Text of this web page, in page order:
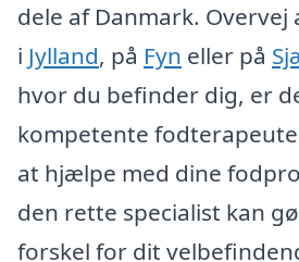
dele af Danmark. Overvej
i Jylland, på Fyn eller på
hvor du befinder dig, er
kompetente
at hjælpe med dine
den rette specialist kan
forskel for dit